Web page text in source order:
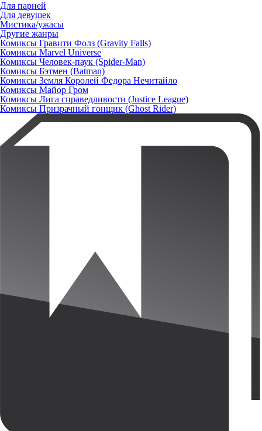
Для парней
Для девушек
Мистика/ужасы
Другие жанры
Комиксы Гравити Фолз (Gravity Falls)
Комиксы Marvel Universe
Комиксы Человек-паук (Spider-Man)
Комиксы Бэтмен (Batman)
Комиксы Земля Королей Федора Нечитайло
Комиксы Майор Гром
Комиксы Лига справедливости (Justice League)
Комиксы Призрачный гонщик (Ghost Rider)